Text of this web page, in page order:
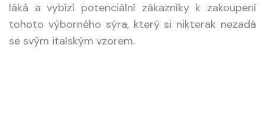
láká a vybízí potenciální zákazníky k zakoupení
tohoto výborného sýra, který si nikterak nezadá
se svým italským vzorem.